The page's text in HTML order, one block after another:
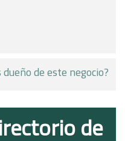
dueño de este negocio?
de